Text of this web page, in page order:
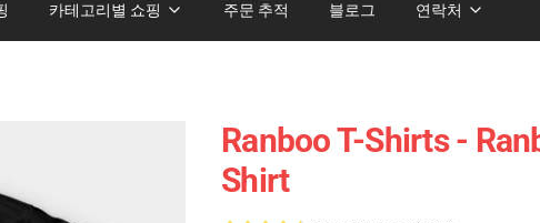
카테고리별 쇼핑 주문 추적 블로그 연락처
Ranboo T-Shirts -
Shirt